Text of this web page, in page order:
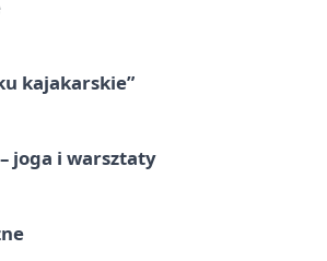
kajakarskie”
joga i warsztaty